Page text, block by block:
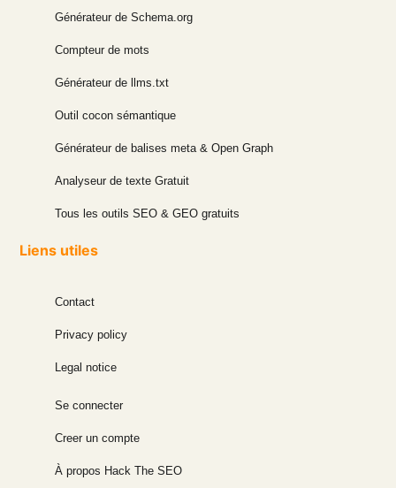
Générateur de Schema.org
Compteur de mots
Générateur de llms.txt
Outil cocon sémantique
Générateur de balises meta & Open Graph
Analyseur de texte Gratuit
Tous les outils SEO & GEO gratuits
Liens utiles
Contact
Privacy policy
Legal notice
Se connecter
Creer un compte
À propos Hack The SEO